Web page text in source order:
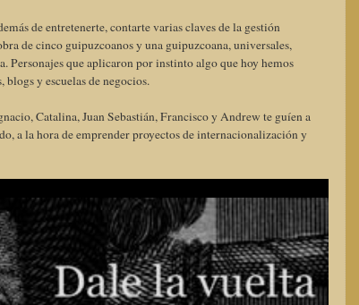
de entretenerte, contarte varias claves de la gestión
de cinco guipuzcoanos y una guipuzcoana, universales,
Personajes que aplicaron por instinto algo que hoy hemos
y escuelas de negocios.
Catalina, Juan Sebastián, Francisco y Andrew te guíen a
a la hora de emprender proyectos de internacionalización y